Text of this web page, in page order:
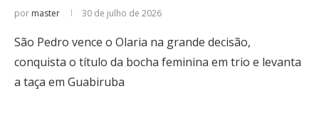
por master 30 de julho de 2026
São Pedro vence o Olaria na grande decisão,
conquista o título da bocha feminina em trio e levanta
a taça em Guabiruba